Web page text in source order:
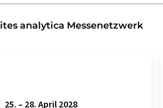
analytica Messenetzwerk
25. – 28. April 2028